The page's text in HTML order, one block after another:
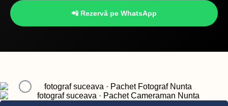
📲 Rezervă pe WhatsApp